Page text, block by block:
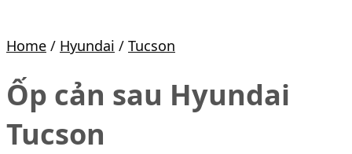
Home / Hyundai / Tucson
Ốp cản sau Hyundai
Tucson